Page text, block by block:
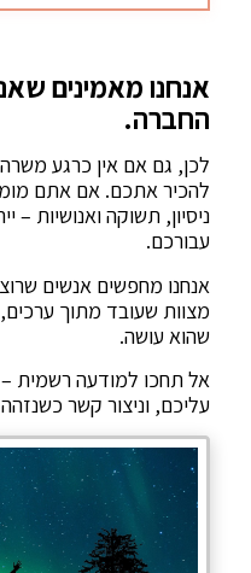
אנחנו מאמינים
החברה.
לכן, גם אם אין כרגע
להכיר אתכם. אם אתם
ניסיון, תשוקה ואנושיות
עבורכם.
אנחנו מחפשים אנשים
מצוות שעובד מתוך
שהוא עושה.
אל תחכו למודעה רשמית –
עליכם, וניצור קשר